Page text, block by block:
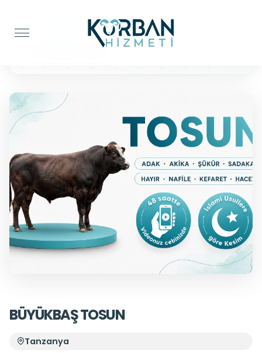
Şükür Kurbanı
BÜYÜKBAŞ TOSUN
Tanzanya